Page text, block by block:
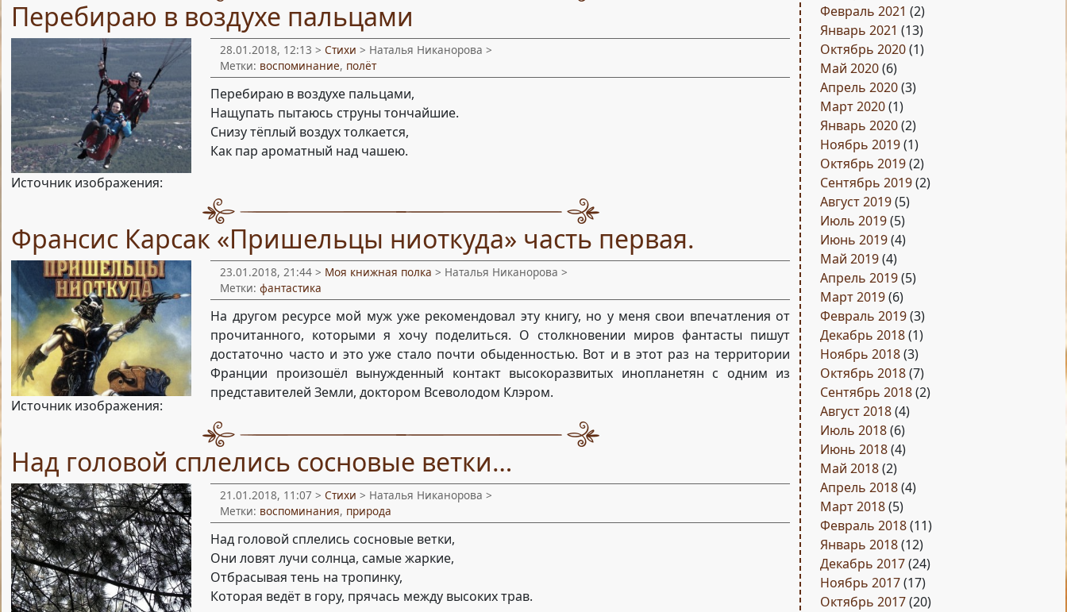
Перебираю в воздухе пальцами
Источник изображения:
28.01.2018, 12:13 >Стихи > Наталья Никанорова >
Метки: воспоминание, полёт
Перебираю в воздухе пальцами,
Нащупать пытаюсь струны тончайшие.
Снизу тёплый воздух толкается,
Как пар ароматный над чашею.
Франсис Карсак «Пришельцы ниоткуда» часть первая.
Источник изображения:
23.01.2018, 21:44 > Моя книжная полка > Наталья Никанорова >
Метки:фантастика
На другом ресурсе мой муж уже рекомендовал эту книгу, но у меня свои впечатления от
прочитанного, которыми я хочу поделиться. О столкновении миров фантасты пишут
достаточно часто и это уже стало почти обыденностью. Вот и в этот раз на территории
Франции произошёл вынужденный контакт высокоразвитых инопланетян с одним из
представителей Земли, доктором Всеволодом Клэром.
Над головой сплелись сосновые ветки…
21.01.2018, 11:07 >Стихи > Наталья Никанорова >
Метки: воспоминания, природа
Над головой сплелись сосновые ветки,
Они ловят лучи солнца, самые жаркие,
Отбрасывая тень на тропинку,
Которая ведёт в гору, прячась между высоких трав.
Февраль 2021 (2)
Январь 2021 (13)
Октябрь 2020(1)
Май 2020(6)
Апрель 2020(3)
Март 2020(1)
Январь 2020(2)
Ноябрь 2019(1)
Октябрь 2019(2)
Сентябрь 2019(2)
Август 2019(5)
Июль 2019(5)
Июнь 2019(4)
Май 2019(4)
Апрель 2019(5)
Март 2019(6)
Февраль 2019(3)
Декабрь 2018(1)
Ноябрь 2018(3)
Октябрь 2018(7)
Сентябрь 2018(2)
Август 2018(4)
Июль 2018(6)
Июнь 2018(4)
Май 2018(2)
Апрель 2018(4)
Март 2018(5)
Февраль 2018(11)
Январь 2018(12)
Декабрь 2017(24)
Ноябрь 2017(17)
Октябрь 2017(20)